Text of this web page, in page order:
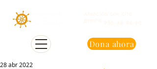
Dona ahora
28 abr 2022